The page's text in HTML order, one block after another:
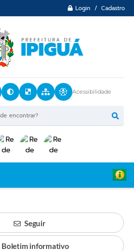
Login / Cadastro
Acessibilidade
Seguir
Boletim informativo